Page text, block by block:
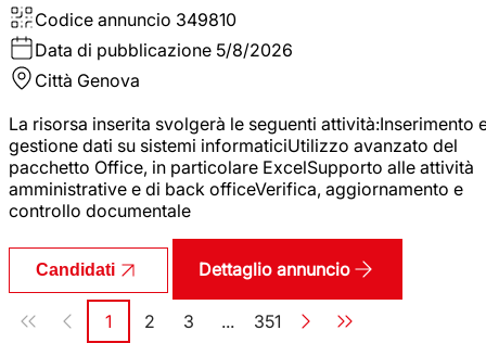
Codice annuncio 349810
Data di pubblicazione 5/8/2026
Città Genova
La risorsa inserita svolgerà le seguenti attività:Inserimento
gestione dati su sistemi informaticiUtilizzo avanzato del
pacchetto Office, in particolare ExcelSupporto alle attività
amministrative e di back officeVerifica, aggiornamento e
controllo documentale
Candidati Dettaglio annuncio
Paginazione
Pagina
1 Pagina
2 Pagina
3 ... Pagina
351